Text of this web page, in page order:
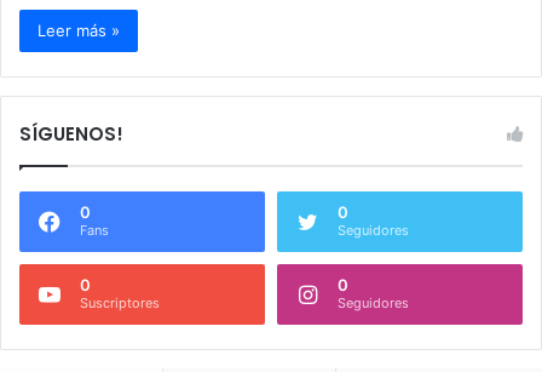
Leer más »
SÍGUENOS!
0
Fans
0
Seguidores
0
Suscriptores
0
Seguidores